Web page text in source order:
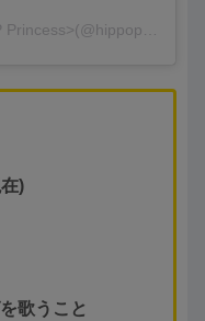
)
歌うこと